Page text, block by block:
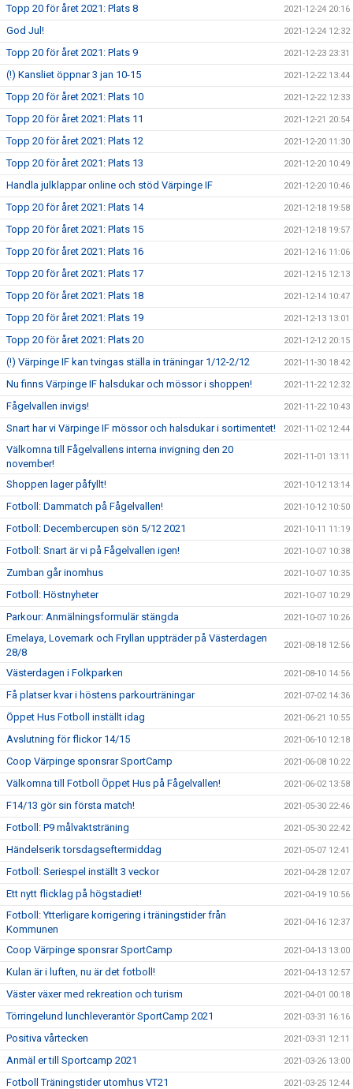
Topp 20 för året 2021: Plats 8 2021-12-24 20:16
God Jul! 2021-12-24 12:32
Topp 20 för året 2021: Plats 9 2021-12-23 23:31
(!) Kansliet öppnar 3 jan 10-15 2021-12-22 13:44
Topp 20 för året 2021: Plats 10 2021-12-22 12:33
Topp 20 för året 2021: Plats 11 2021-12-21 20:54
Topp 20 för året 2021: Plats 12 2021-12-20 11:30
Topp 20 för året 2021: Plats 13 2021-12-20 10:49
Handla julklappar online och stöd Värpinge IF 2021-12-20 10:46
Topp 20 för året 2021: Plats 14 2021-12-18 19:58
Topp 20 för året 2021: Plats 15 2021-12-18 19:57
Topp 20 för året 2021: Plats 16 2021-12-16 11:06
Topp 20 för året 2021: Plats 17 2021-12-15 12:13
Topp 20 för året 2021: Plats 18 2021-12-14 10:47
Topp 20 för året 2021: Plats 19 2021-12-13 13:01
Topp 20 för året 2021: Plats 20 2021-12-12 20:15
(!) Värpinge IF kan tvingas ställa in träningar 1/12-2/12 2021-11-30 18:42
Nu finns Värpinge IF halsdukar och mössor i shoppen! 2021-11-22 12:32
Fågelvallen invigs! 2021-11-22 10:43
Snart har vi Värpinge IF mössor och halsdukar i sortimentet! 2021-11-02 12:44
Välkomna till Fågelvallens interna invigning den 20
november!
2021-11-01 13:11
Shoppen lager påfyllt! 2021-10-12 13:14
Fotboll: Dammatch på Fågelvallen! 2021-10-12 10:50
Fotboll: Decembercupen sön 5/12 2021 2021-10-11 11:19
Fotboll: Snart är vi på Fågelvallen igen! 2021-10-07 10:38
Zumban går inomhus 2021-10-07 10:35
Fotboll: Höstnyheter 2021-10-07 10:29
Parkour: Anmälningsformulär stängda 2021-10-07 10:26
Emelaya, Lovemark och Fryllan uppträder på Västerdagen
28/8
2021-08-18 12:56
Västerdagen i Folkparken 2021-08-10 14:56
Få platser kvar i höstens parkourträningar 2021-07-02 14:36
Öppet Hus Fotboll inställt idag 2021-06-21 10:55
Avslutning för flickor 14/15 2021-06-10 12:18
Coop Värpinge sponsrar SportCamp 2021-06-08 10:22
Välkomna till Fotboll Öppet Hus på Fågelvallen! 2021-06-02 13:58
F14/13 gör sin första match! 2021-05-30 22:46
Fotboll: P9 målvaktsträning 2021-05-30 22:42
Händelserik torsdagseftermiddag 2021-05-07 12:41
Fotboll: Seriespel inställt 3 veckor 2021-04-28 12:07
Ett nytt flicklag på högstadiet! 2021-04-19 10:56
Fotboll: Ytterligare korrigering i träningstider från
Kommunen
2021-04-16 12:37
Coop Värpinge sponsrar SportCamp 2021-04-13 13:00
Kulan är i luften, nu är det fotboll! 2021-04-13 12:57
Väster växer med rekreation och turism 2021-04-01 00:18
Törringelund lunchleverantör SportCamp 2021 2021-03-31 16:16
Positiva vårtecken 2021-03-31 12:11
Anmäl er till Sportcamp 2021 2021-03-26 13:00
Fotboll Träningstider utomhus VT21 2021-03-25 12:44